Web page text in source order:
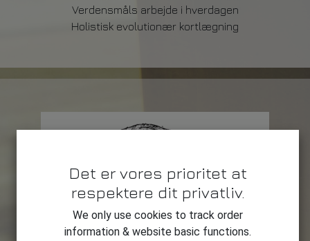
Verdensmåls arbejde i hverdagen
Holistisk evolutionær kortlægning
Det er vores prioritet at
respektere dit privatliv.
We only use cookies to track order
information & website basic functions.